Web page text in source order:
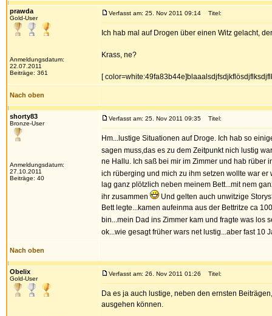
prawda
Gold-User
Anmeldungsdatum:
22.07.2011
Beiträge: 361
Verfasst am: 25. Nov 2011 09:14 Titel:
Ich hab mal auf Drogen über einen Witz gelacht,
Krass, ne?
[
Nach oben
shorty83
Bronze-User
Anmeldungsdatum:
27.10.2011
Beiträge: 40
Verfasst am: 25. Nov 2011 09:35 Titel:
Hm...lustige Situationen auf Droge. Ich hab so
sagen muss,das es zu dem Zeitpunkt nich lustig
ne Hallu. Ich saß bei mir im Zimmer und hab rüber
ich rüberging und mich zu ihm setzen wollte war er
lag ganz plötzlich neben meinem Bett...mit nem
ihr zusammen
Und gelten auch unwitzige
Bett legte...kamen aufeinma aus der Bettritze ca
bin...mein Dad ins Zimmer kam und fragte was los
ok...wie gesagt früher wars net lustig...aber fast
Nach oben
Obelix
Gold-User
Verfasst am: 26. Nov 2011 01:26 Titel:
Da es ja auch lustige, neben den ernsten
ausgehen können.